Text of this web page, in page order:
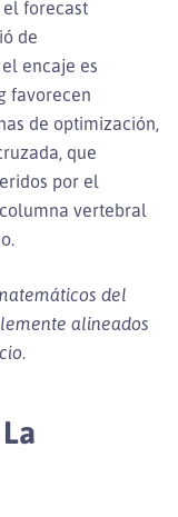
forecast
de
encaje es
favorecen
de optimización,
que
por el
vertebral
del
alineados